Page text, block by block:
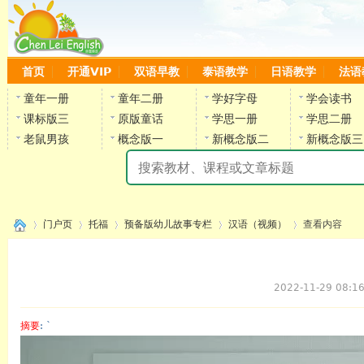
首页 开通VIP 双语早教 泰语教学 日语教学 法语
童年一册 童年二册 学好字母
学会读书
课标版三
原版童话 学思一册
学思二册
老鼠男孩
概念版一 新概念版二 新概念版三
陈雷
门户页 托福 预备版幼儿故事专栏 汉语（视频）
›
查看内容
2022-11-29 08:16
摘要: `